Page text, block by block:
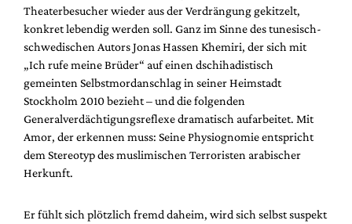
Theaterbesucher wieder aus der Verdrängung gekitzelt,
konkret lebendig werden soll. Ganz im Sinne des tunesisch-
schwedischen Autors Jonas Hassen Khemiri, der sich mit
„Ich rufe meine Brüder“ auf einen dschihadistisch
gemeinten Selbstmordanschlag in seiner Heimstadt
Stockholm 2010 bezieht – und die folgenden
Generalverdächtigungsreflexe dramatisch aufarbeitet. Mit
Amor, der erkennen muss: Seine Physiognomie entspricht
dem Stereotyp des muslimischen Terroristen arabischer
Herkunft.
Er fühlt sich plötzlich fremd daheim, wird sich selbst suspekt